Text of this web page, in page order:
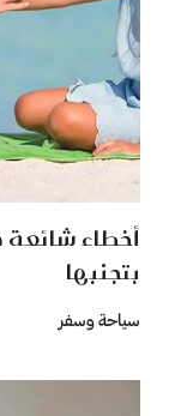
أخطاء
بتجنبها
سياحة وسفر